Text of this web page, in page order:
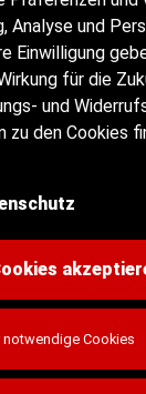
Analyse und
Einwilligung
für die
und
zu den Cookies
notwendige Cookies